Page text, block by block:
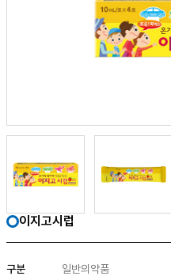
이지고시럽
구분
일반의약품